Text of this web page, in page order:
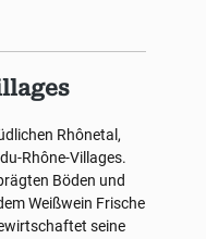
Rhônetal,
Rhône-Villages.
Böden und
Weißwein Frische
seine